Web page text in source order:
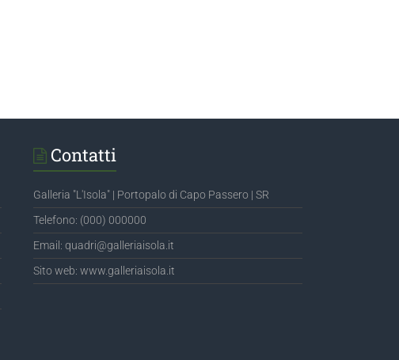
Contatti
Galleria "L'Isola" | Portopalo di Capo Passero | SR
Telefono: (000) 000000
Email: quadri@galleriaisola.it
Sito web: www.galleriaisola.it